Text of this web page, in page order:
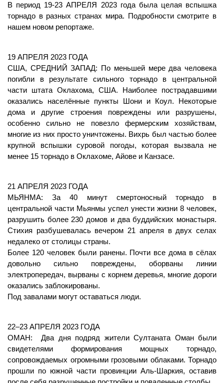
В период 19-23 АПРЕЛЯ 2023 года была целая вспышка
торнадо в разных странах мира. Подробности смотрите в
нашем новом репортаже.
19 АПРЕЛЯ 2023 ГОДА
США, СРЕДНИЙ ЗАПАД: По меньшей мере два человека
погибли в результате сильного торнадо в центральной
части штата Оклахома, США. Наиболее пострадавшими
оказались населённые пункты Шони и Коул. Некоторые
дома и другие строения повреждены или разрушены,
особенно сильно не повезло фермерским хозяйствам,
многие из них просто уничтожены. Вихрь был частью более
крупной вспышки суровой погоды, которая вызвала не
менее 15 торнадо в Оклахоме, Айове и Канзасе.
21 АПРЕЛЯ 2023 ГОДА
МЬЯНМА: За 40 минут смертоносный торнадо в
центральной части Мьянмы успел унести жизни 8 человек,
разрушить более 230 домов и два буддийских монастыря.
Стихия разбушевалась вечером 21 апреля в двух селах
недалеко от столицы страны.
Более 120 человек были ранены. Почти все дома в сёлах
довольно сильно повреждены, оборваны линии
электропередач, вырваны с корнем деревья, многие дороги
оказались заблокированы.
Под завалами могут оставаться люди.
22–23 АПРЕЛЯ 2023 ГОДА
ОМАН:  Два дня подряд жители Султаната Оман были
свидетелями формирования мощных торнадо,
сопровождаемых огромными грозовыми облаками. Торнадо
прошли по южной части провинции Аль-Шаркия, оставив